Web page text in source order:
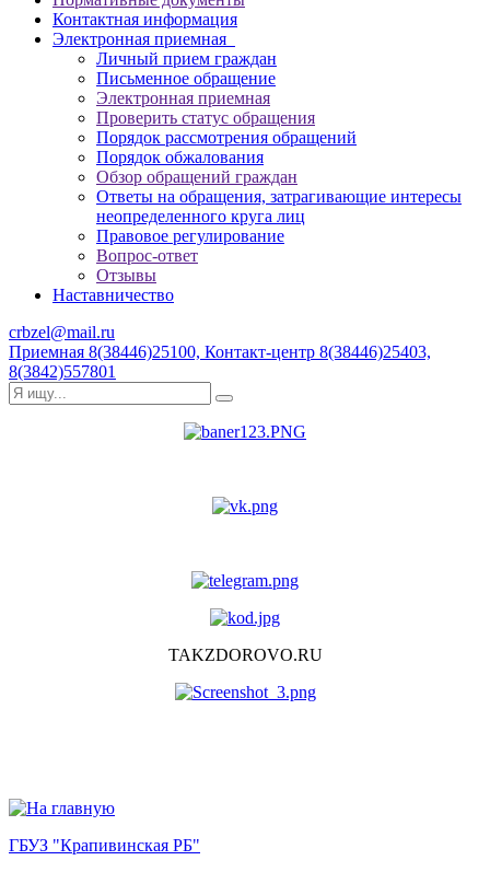
Контактная информация
Электронная приемная
Личный прием граждан
Письменное обращение
Электронная приемная
Проверить статус обращения
Порядок рассмотрения обращений
Порядок обжалования
Обзор обращений граждан
Ответы на обращения, затрагивающие интересы
неопределенного круга лиц
Правовое регулирование
Вопрос-ответ
Отзывы
Наставничество
crbzel@mail.ru
Приемная 8(38446)25100, Контакт-центр 8(38446)25403,
8(3842)557801
TAKZDOROVO.RU
ГБУЗ "Крапивинская РБ"